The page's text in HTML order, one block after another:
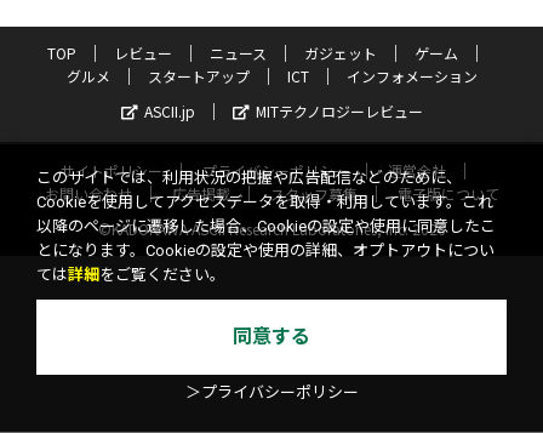
TOP レビュー ニュース ガジェット
ゲーム
グルメ
スタートアップ ICT
インフォメーション
ASCII.jp
MITテクノロジーレビュー
サイトポリシー プライバシーポリシー
運営会社
お問い合わせ
広告掲載 スタッフ募集
電子版について
©KADOKAWA ASCII Research Laboratories, Inc. 2026
このサイトでは、利用状況の把握や広告配信などのために、
Cookieを使用してアクセスデータを取得・利用しています。これ
以降のページに遷移した場合、Cookieの設定や使用に同意したこ
とになります。Cookieの設定や使用の詳細、オプトアウトについ
ては詳細 をご覧ください。
同意する
＞プライバシーポリシー